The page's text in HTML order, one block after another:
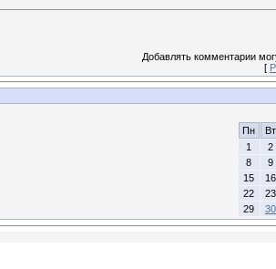
Добавлять комментарии
[
Пн
Вт
1
2
8
9
15
16
22
23
29
30